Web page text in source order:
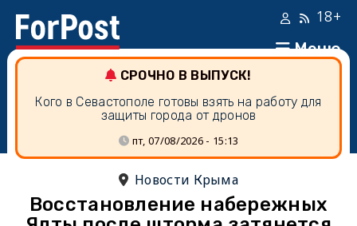
Меню
18+
СРОЧНО В ВЫПУСК!
Кого в Севастополе готовы взять на работу для
защиты города от дронов
пт, 07/08/2026 - 15:13
Новости Крыма
Восстановление набережных